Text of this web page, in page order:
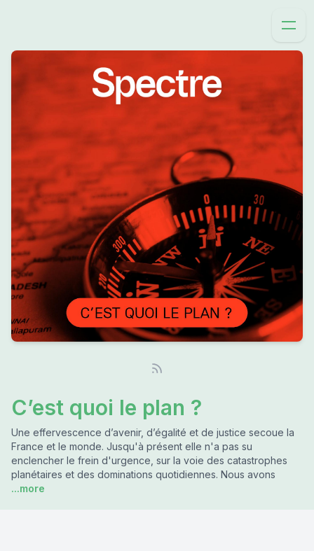
C’est quoi le plan ?
Une effervescence d’avenir, d’égalité et de justice secoue la
France et le monde. Jusqu'à présent elle n'a pas su
enclencher le frein d'urgence, sur la voie des catastrophes
planétaires et des dominations quotidiennes. Nous avons
...more